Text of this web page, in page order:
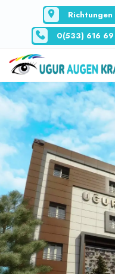
Richtungen
0(533) 616